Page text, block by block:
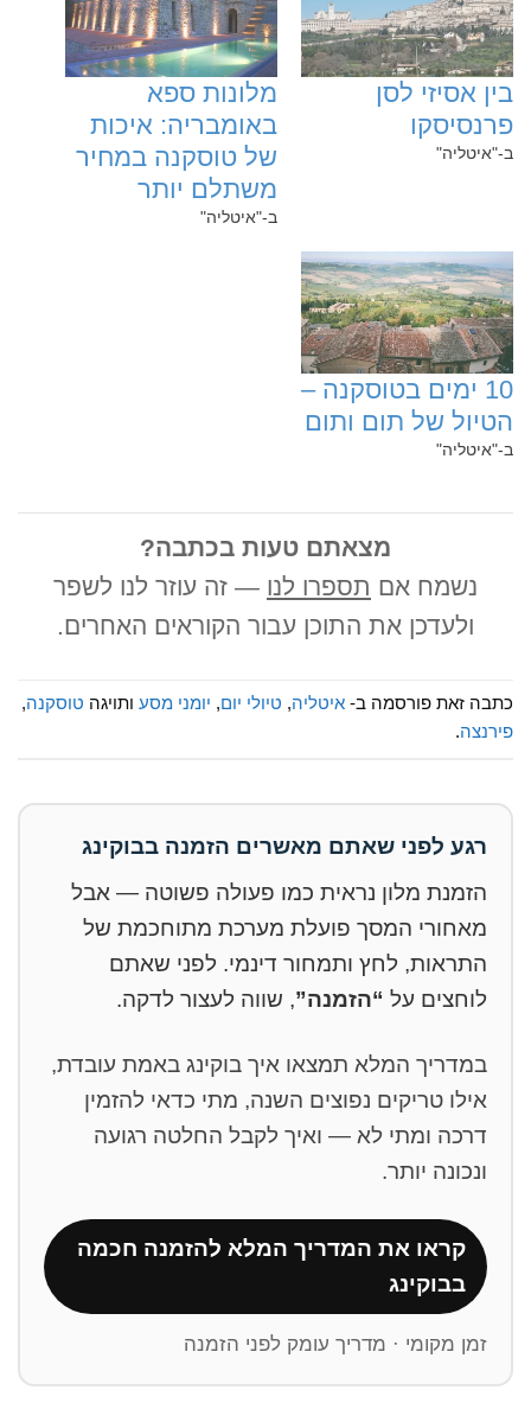
‏בין אסיזי לסן
פרנסיסקו
ב-"איטליה"
‏מלונות ספא
באומבריה: איכות
של טוסקנה במחיר
משתלם יותר
ב-"איטליה"
‏10‏ ימים בטוסקנה –
הטיול של תום ותום
ב-"איטליה"
מצאתם טעות בכתבה?
נשמח אם תספרו לנו — זה עוזר לנו לשפר
ולעדכן את התוכן עבור הקוראים האחרים.
כתבה זאת פורסמה ב- איטליה, טיולי יום, יומני מסע ותויגה טוסקנה,
פירנצה.
רגע לפני שאתם מאשרים הזמנה בבוקינג
הזמנת מלון נראית כמו פעולה פשוטה — אבל
מאחורי המסך פועלת מערכת מתוחכמת של
התראות, לחץ ותמחור דינמי. לפני שאתם
לוחצים על “הזמנה”, שווה לעצור לדקה.
במדריך המלא תמצאו איך בוקינג באמת עובדת,
אילו טריקים נפוצים השנה, מתי כדאי להזמין
דרכה ומתי לא — ואיך לקבל החלטה רגועה
ונכונה יותר.
קראו את המדריך המלא להזמנה חכמה
בבוקינג
זמן מקומי · מדריך עומק לפני הזמנה